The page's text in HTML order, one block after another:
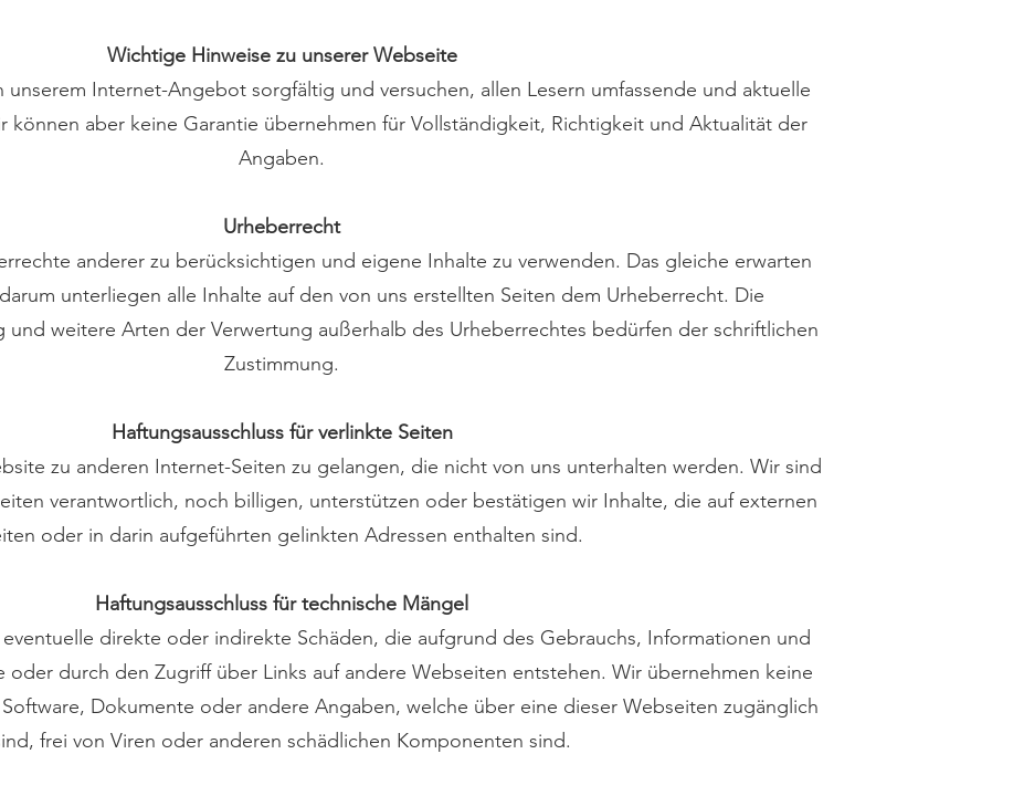
Wichtige Hinweise zu unserer Webseite
Internet-Angebot sorgfältig und versuchen, allen Lesern umfassende und aktuelle
können aber keine Garantie übernehmen für Vollständigkeit, Richtigkeit und Aktualität der
Angaben.
Urheberrecht
anderer zu berücksichtigen und eigene Inhalte zu verwenden. Das gleiche erwarten
unterliegen alle Inhalte auf den von uns erstellten Seiten dem Urheberrecht. Die
und weitere Arten der Verwertung außerhalb des Urheberrechtes bedürfen der schriftlichen
Zustimmung.
Haftungsausschluss für verlinkte Seiten
zu anderen Internet-Seiten zu gelangen, die nicht von uns unterhalten werden. Wir sind
verantwortlich, noch billigen, unterstützen oder bestätigen wir Inhalte, die auf externen
oder in darin aufgeführten gelinkten Adressen enthalten sind.
Haftungsausschluss für technische Mängel
direkte oder indirekte Schäden, die aufgrund des Gebrauchs, Informationen und
oder durch den Zugriff über Links auf andere Webseiten entstehen. Wir übernehmen keine
Dokumente oder andere Angaben, welche über eine dieser Webseiten zugänglich
frei von Viren oder anderen schädlichen Komponenten sind.